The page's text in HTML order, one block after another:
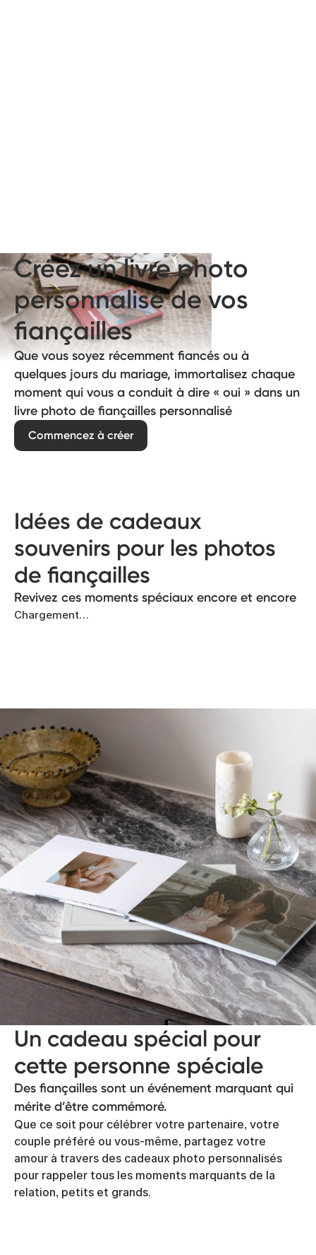
Créez un livre photo
personnalisé de vos
fiançailles
Que vous soyez récemment fiancés ou à
quelques jours du mariage, immortalisez chaque
moment qui vous a conduit à dire « oui » dans un
livre photo de fiançailles personnalisé
Commencez à créer
Idées de cadeaux
souvenirs pour les photos
de fiançailles
Revivez ces moments spéciaux encore et encore
Chargement…
Un cadeau spécial pour
cette personne spéciale
Des fiançailles sont un événement marquant qui
mérite d’être commémoré.
Que ce soit pour célébrer votre partenaire, votre
couple préféré ou vous-même, partagez votre
amour à travers des cadeaux photo personnalisés
pour rappeler tous les moments marquants de la
relation, petits et grands.